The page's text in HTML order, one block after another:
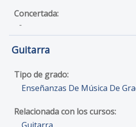
-
Guitarra
Enseñanzas De Música De